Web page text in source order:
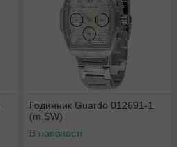
Годинник Guardo 012691-1
(m.SW)
В наявності